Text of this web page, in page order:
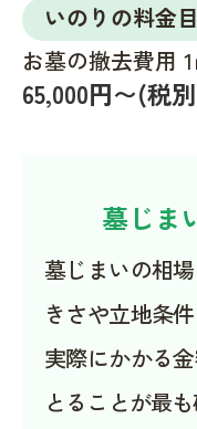
いのりの料金
お墓の撤去費用
65,000円〜(税
墓じま
墓じまいの相
きさや立地条
実際にかかる
とることが最